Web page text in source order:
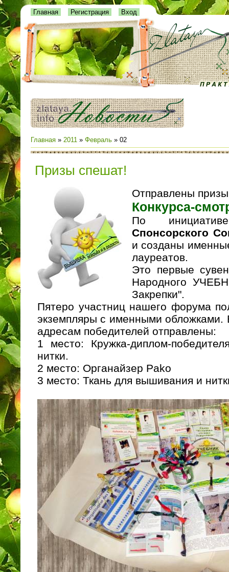
Главная Регистрация Вход
Главная » 2011 » Февраль » 02
Призы спешат!
Отправлены
Конкурса-
По
Спонсорского
и созданы
лауреатов.
Это первые
Народного
Закрепки".
Пятеро участниц нашего форума
экземпляры с именными обложками.
адресам победителей отправлены:
1 место: Кружка-диплом-
нитки.
2 место: Органайзер Pako
3 место: Ткань для вышивания и